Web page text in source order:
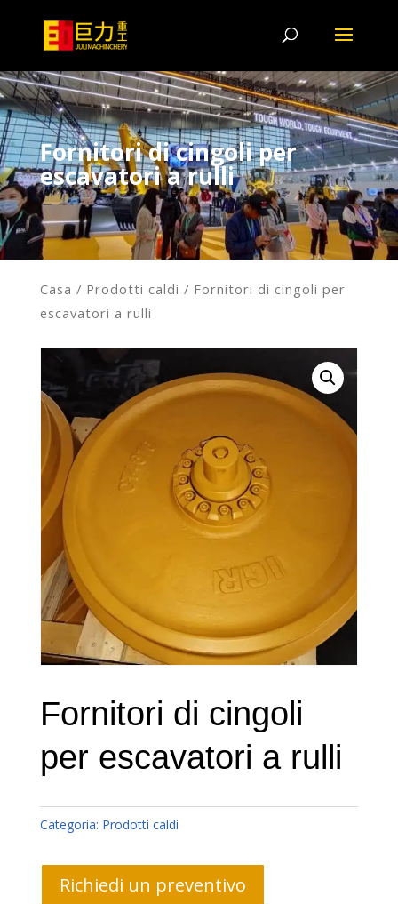
Fornitori di cingoli per
escavatori a rulli
Casa / Prodotti caldi / Fornitori di cingoli per
escavatori a rulli
Fornitori di cingoli
per escavatori a rulli
Categoria: Prodotti caldi
Richiedi un preventivo